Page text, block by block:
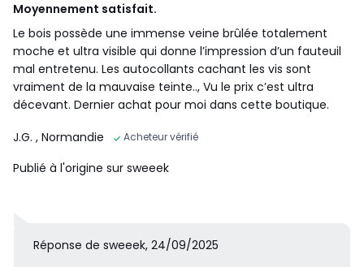
Moyennement satisfait.
Le bois possède une immense veine brûlée totalement
moche et ultra visible qui donne l’impression d’un fauteuil
mal entretenu. Les autocollants cachant les vis sont
vraiment de la mauvaise teinte.., Vu le prix c’est ultra
décevant. Dernier achat pour moi dans cette boutique.
J.G. , Normandie Acheteur vérifié
Publié à l'origine sur sweeek
Réponse de sweeek, 24/09/2025